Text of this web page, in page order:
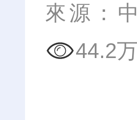
來源：
44.2万